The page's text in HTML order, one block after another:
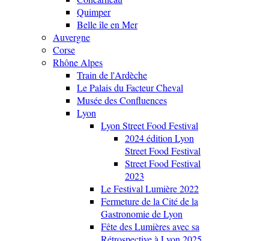
Quimper
Belle île en Mer
Auvergne
Corse
Rhône Alpes
Train de l'Ardèche
Le Palais du Facteur Cheval
Musée des Confluences
Lyon
Lyon Street Food Festival
2024 édition Lyon
Street Food Festival
Street Food Festival
2023
Le Festival Lumière 2022
Fermeture de la Cité de la
Gastronomie de Lyon
Fête des Lumières avec sa